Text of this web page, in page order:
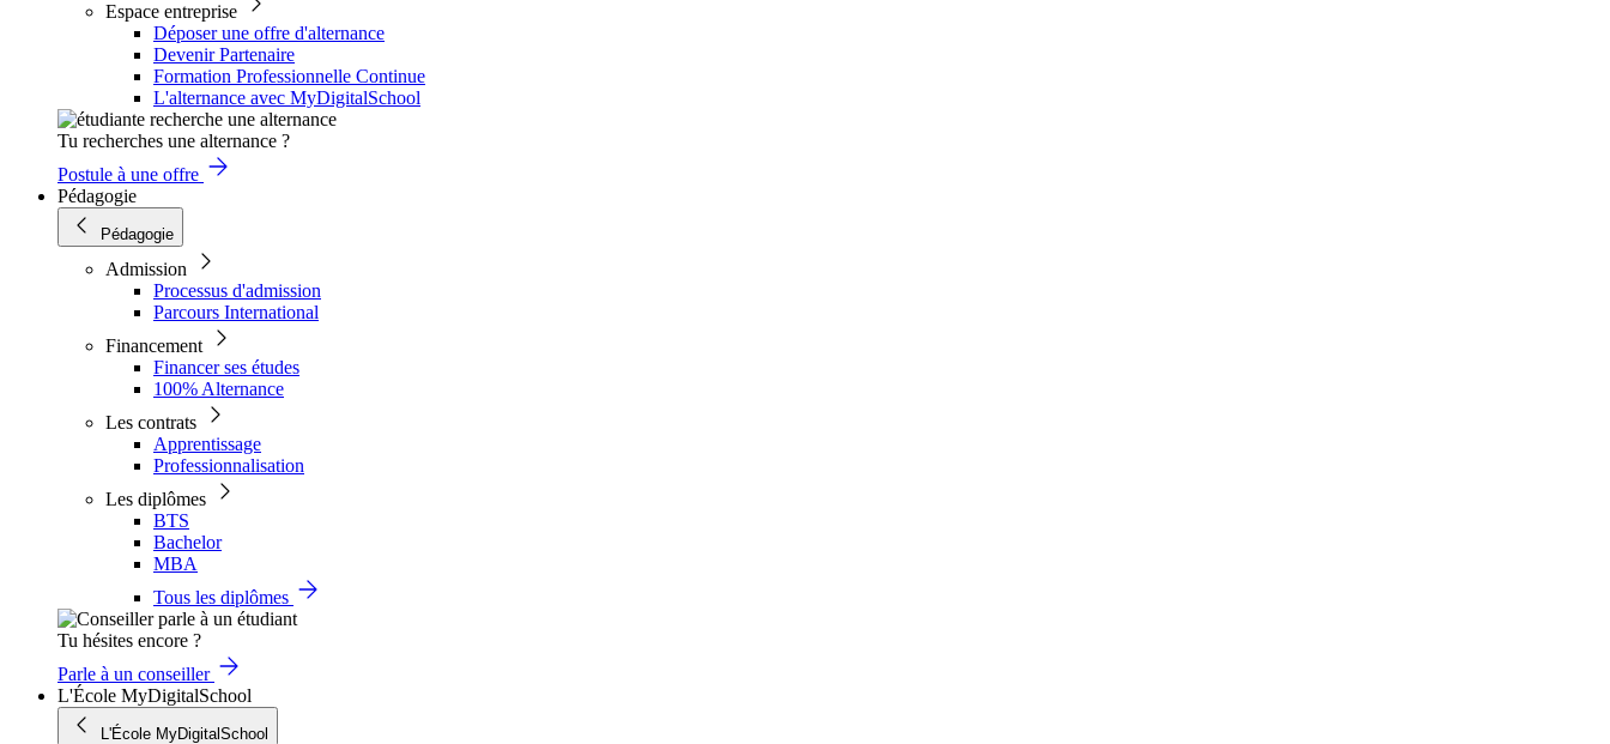
Espace entreprise
Déposer une offre d'alternance
Devenir Partenaire
Formation Professionnelle Continue
L'alternance avec MyDigitalSchool
Tu recherches une alternance ?
Postule à une offre
Pédagogie
Pédagogie
Admission
Processus d'admission
Parcours International
Financement
Financer ses études
100% Alternance
Les contrats
Apprentissage
Professionnalisation
Les diplômes
BTS
Bachelor
MBA
Tous les diplômes
Tu hésites encore ?
Parle à un conseiller
L'École MyDigitalSchool
L'École MyDigitalSchool